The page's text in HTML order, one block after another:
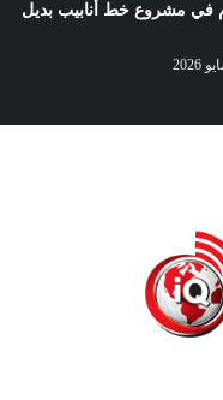
في مشروع خط أنابيب بديل